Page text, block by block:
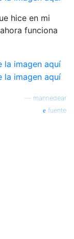
hice en mi
funciona
mannedear
fuente